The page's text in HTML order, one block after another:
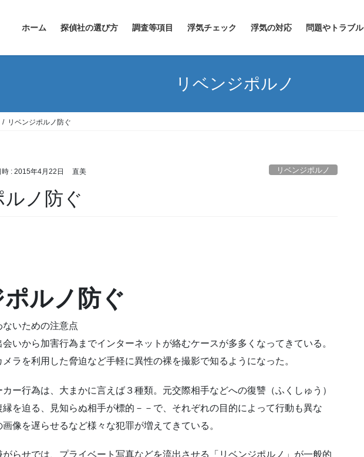
ホーム 探偵社の選び方 調査等項目 浮気チェック 浮気の対応 問題やトラブル
リベンジポルノ
リベンジポルノ防ぐ
時 : 2015年4月22日 直美 リベンジポルノ
ルノ防ぐ
ポルノ防ぐ
いための注意点
いから加害行為までインターネットが絡むケースが多多くなってきている。
ラを利用した脅迫など手軽に異性の裸を撮影で知るようになった。
ー行為は、大まかに言えば３種類。元交際相手などへの復讐（ふくしゅう）
を迫る、見知らぬ相手が標的－－で、それぞれの目的によって行動も異な
像を遅らせるなど様々な犯罪が増えてきている。
らせでは、プライベート写真などを流出させる「リベンジポルノ」が一般的